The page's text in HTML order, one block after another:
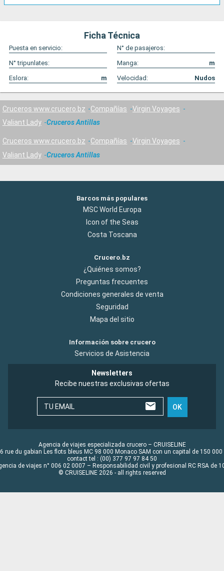
Ficha Técnica
Puesta en servicio:
N° de pasajeros:
N° tripunlates:
Manga:
m
Eslora:
m Velocidad: Nudos
Cruceros www.crucero.bz Compañías
Virgin Voyages
Valiant Lady
Cruceros Antillas
Cruceros www.crucero.bz Compañías
Virgin Voyages
Valiant Lady
Cruceros Antillas
Barcos más populares
MSC World Europa
Icon of the Seas
Costa Toscana
Crucero.bz
¿Quiénes somos?
Preguntas frecuentes
Condiciones generales de venta
Seguridad
Mapa del sitio
Información sobre crucero
Servicios de Asistencia
Newsletters
Recibe nuestras exclusivas ofertas
TU EMAIL OK
Agencia de viajes especializada crucero – CRUISELINE
rue du gabian Les flots bleus MC 98 000 Monaco SAM con un capital de 150 000
contact tel : (00) 377 97 97 84 50
de viajes n° 006 02 0007 – Responsabilidad civil y profesional RC RSA de
© CRUISELINE 2026 - all rights reserved